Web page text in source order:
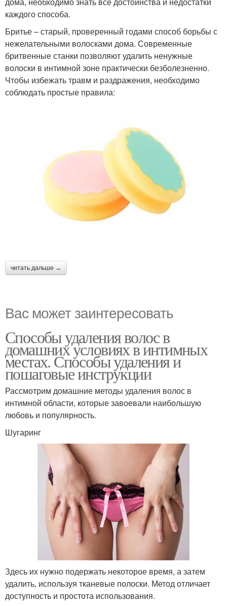
каждого способа.
Бритье – старый, проверенный годами способ борьбы с
нежелательными волосками дома. Современные
бритвенные станки позволяют удалить ненужные
волоски в интимной зоне практически безболезненно.
Чтобы избежать травм и раздражения, необходимо
соблюдать простые правила:
читать дальше →
Вас может заинтересовать
Способы удаления волос в
домашних условиях в интимных
местах. Способы удаления и
пошаговые инструкции
Рассмотрим домашние методы удаления волос в
интимной области, которые завоевали наибольшую
любовь и популярность.
Шугаринг
Здесь их нужно подержать некоторое время, а затем
удалить, используя тканевые полоски. Метод отличает
доступность и простота использования.